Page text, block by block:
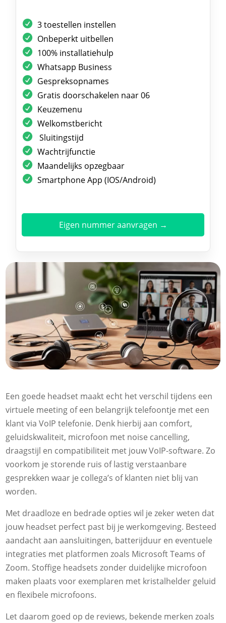
3 toestellen instellen
Onbeperkt uitbellen
100% installatiehulp
Whatsapp Business
Gespreksopnames
Gratis doorschakelen naar 06
Keuzemenu
Welkomstbericht
Sluitingstijd
Wachtrijfunctie
Maandelijks opzegbaar
Smartphone App (IOS/Android)
Eigen nummer aanvragen →
Een goede headset maakt echt het verschil tijdens een
virtuele meeting of een belangrijk telefoontje met een
klant via VoIP telefonie. Denk hierbij aan comfort,
geluidskwaliteit, microfoon met noise cancelling,
draagstijl en compatibiliteit met jouw VoIP-software. Zo
voorkom je storende ruis of lastig verstaanbare
gesprekken waar je collega’s of klanten niet blij van
worden.
Met draadloze en bedrade opties wil je zeker weten dat
jouw headset perfect past bij je werkomgeving. Besteed
aandacht aan aansluitingen, batterijduur en eventuele
integraties met platformen zoals Microsoft Teams of
Zoom. Stoffige headsets zonder duidelijke microfoon
maken plaats voor exemplaren met kristalhelder geluid
en flexibele microfoons.
Let daarom goed op de reviews, bekende merken zoals